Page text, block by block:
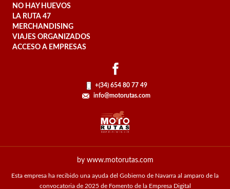
NO HAY HUEVOS
LA RUTA 47
MERCHANDISING
VIAJES ORGANIZADOS
ACCESO A EMPRESAS
+(34) 654 80 77 49
info@motorutas.com
by www.motorutas.com
Esta empresa ha recibido una ayuda del Gobierno de Navarra al amparo de la
convocatoria de 2025 de Fomento de la Empresa Digital